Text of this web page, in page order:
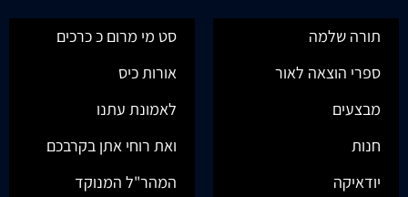
תורה שלמה
ספרי הוצאה לאור
מבצעים
חנות
יודאיקה
סט מי מרום כ כרכים
אורות כיס
לאמונת עתנו
ואת רוחי אתן בקרבכם
המהר"ל המנוקד